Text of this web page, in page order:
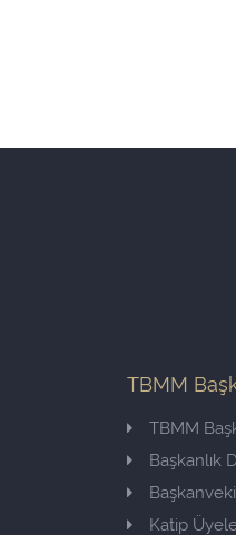
TBMM
TBMM
Başkanlık
Katip